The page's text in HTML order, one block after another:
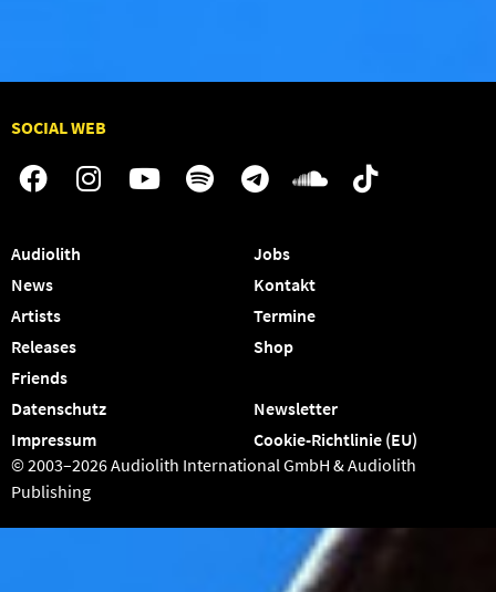
SOCIAL WEB
Audiolith
News
Artists
Releases
Friends
Jobs
Kontakt
Termine
Shop
© 2003–2026 Audiolith International GmbH & Audiolith
Publishing
Datenschutz
Newsletter
Impressum
Cookie-Richtlinie (EU)